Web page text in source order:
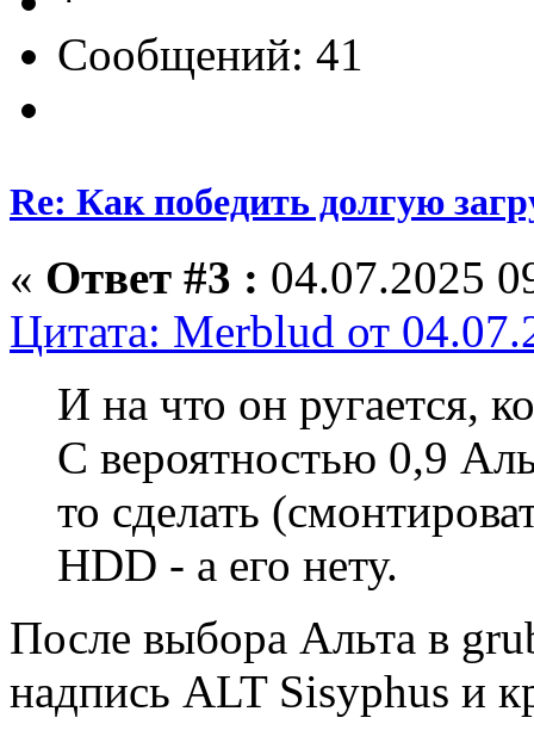
Сообщений: 41
Re: Как победить долгую
« Ответ #3 : 04.07.2025
Цитата: Merblud от
И на что он ругается,
С вероятностью 0,9
то сделать
HDD - а его нету.
После выбора Альта в
надпись ALT Sisyphus и